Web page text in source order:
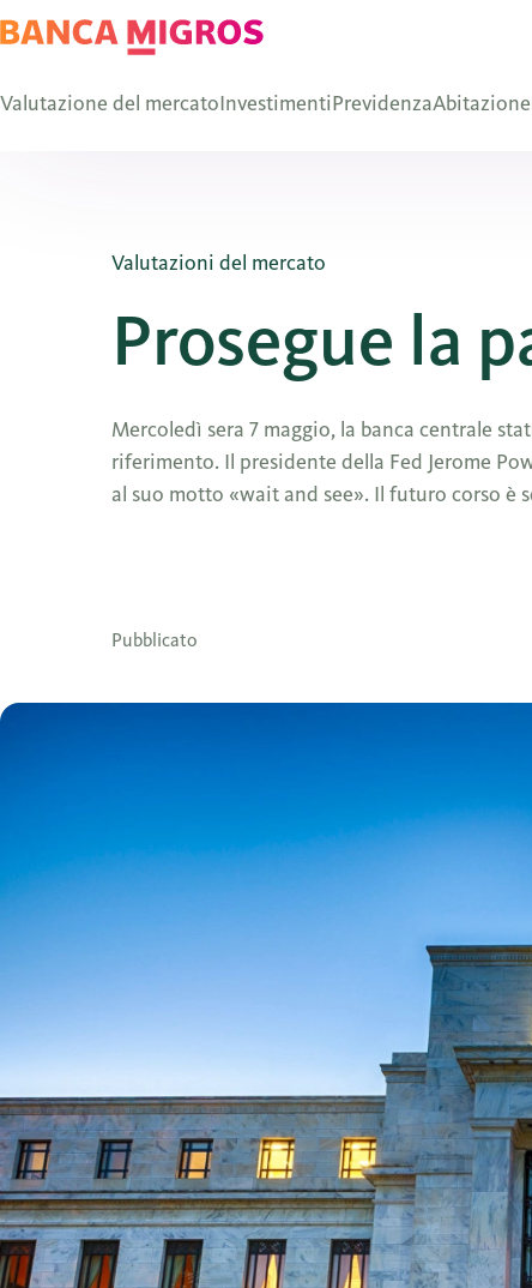
Valutazione del mercatoInvestimentiPrevidenzaAbitazione
Valutazioni del mercato
Prosegue la
Mercoledì sera 7 maggio, la banca centrale
riferimento. Il presidente della Fed Jerome
al suo motto «wait and see». Il futuro corso è
Pubblicato